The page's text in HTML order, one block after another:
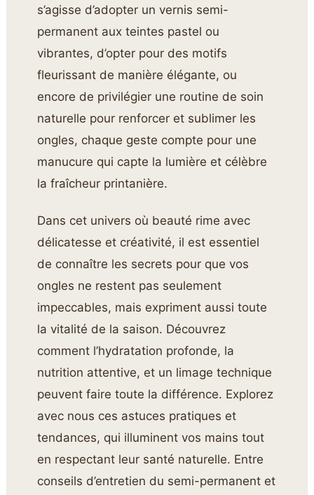
s’agisse d’adopter un vernis semi-
permanent aux teintes pastel ou
vibrantes, d’opter pour des motifs
fleurissant de manière élégante, ou
encore de privilégier une routine de soin
naturelle pour renforcer et sublimer les
ongles, chaque geste compte pour une
manucure qui capte la lumière et célèbre
la fraîcheur printanière.
Dans cet univers où beauté rime avec
délicatesse et créativité, il est essentiel
de connaître les secrets pour que vos
ongles ne restent pas seulement
impeccables, mais expriment aussi toute
la vitalité de la saison. Découvrez
comment l’hydratation profonde, la
nutrition attentive, et un limage technique
peuvent faire toute la différence. Explorez
avec nous ces astuces pratiques et
tendances, qui illuminent vos mains tout
en respectant leur santé naturelle. Entre
conseils d’entretien du semi-permanent et